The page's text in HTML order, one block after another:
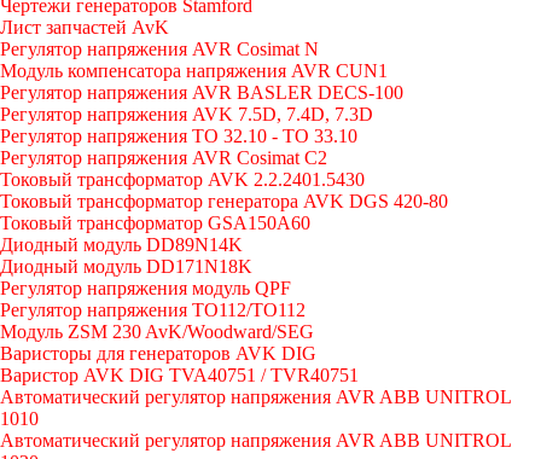
Чертежи генераторов Stamford
Лист запчастей AvK
Регулятор напряжения AVR Cosimat N
Модуль компенсатора напряжения AVR CUN1
Регулятор напряжения AVR BASLER DECS-100
Регулятор напряжения AVK 7.5D, 7.4D, 7.3D
Регулятор напряжения TO 32.10 - TO 33.10
Регулятор напряжения AVR Cosimat C2
Токовый трансформатор AVK 2.2.2401.5430
Токовый трансформатор генератора AVK DGS 420-80
Токовый трансформатор GSA150A60
Диодный модуль DD89N14K
Диодный модуль DD171N18K
Регулятор напряжения модуль QPF
Регулятор напряжения ТО112/TO112
Модуль ZSM 230 AvK/Woodward/SEG
Варисторы для генераторов AVK DIG
Варистор AVK DIG TVA40751 / TVR40751
Автоматический регулятор напряжения AVR ABB UNITROL
1010
Автоматический регулятор напряжения AVR ABB UNITROL